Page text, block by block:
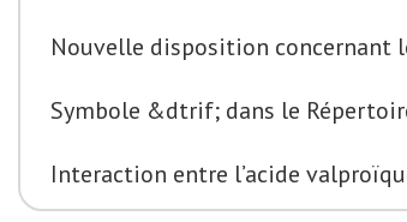
Nouvelle disposition concernant
Symbole &dtrif; dans le
Interaction entre l’acide